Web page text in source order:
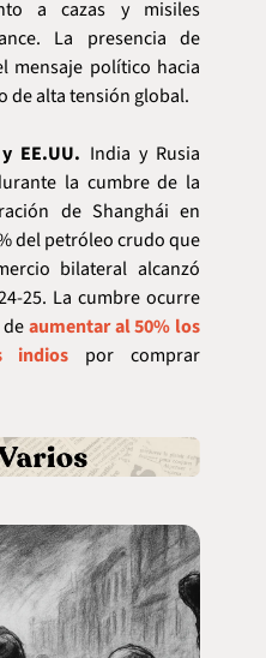
a cazas y misiles
La presencia de
mensaje político hacia
de alta tensión global.
EE.UU. India y Rusia
la cumbre de la
de Shanghái en
del petróleo crudo que
bilateral alcanzó
25. La cumbre ocurre
aumentar al 50% los
indios por comprar